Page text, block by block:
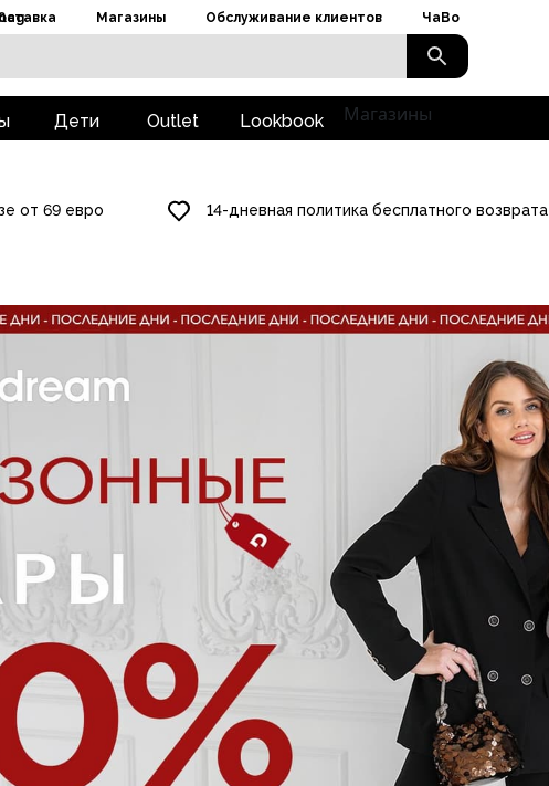
Магазины Обслуживание клиентов ЧаВо
Дети Outlet Lookbook Магазины
от 69 евро 14-дневная политика бесплатного возврата